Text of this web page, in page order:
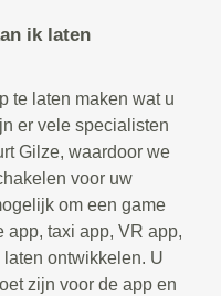
ik laten
te laten maken wat u
er vele specialisten
Gilze, waardoor we
voor uw
om een game
app, taxi app, VR app,
ontwikkelen. U
zijn voor de app en